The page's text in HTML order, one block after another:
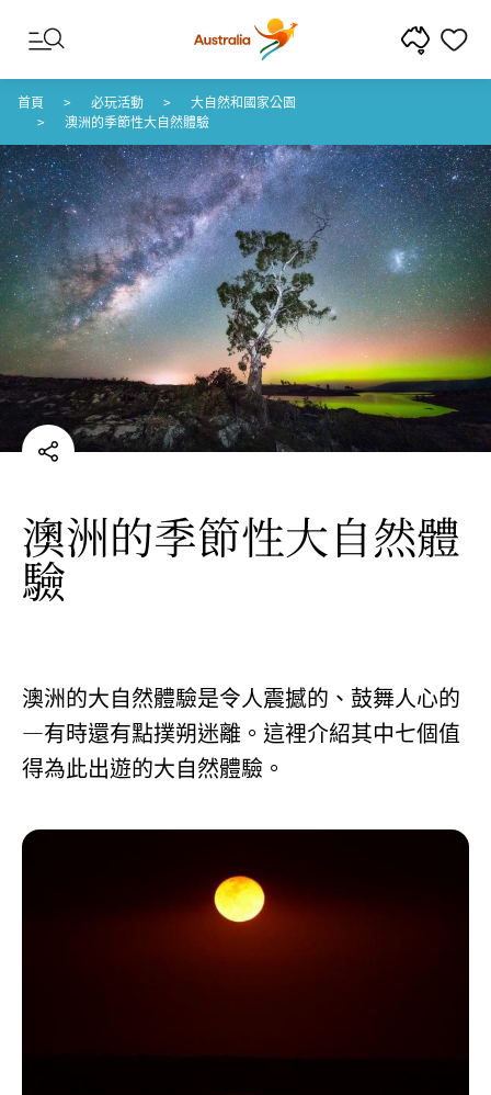
跳至內容
跳至頁尾導覽
首頁 必玩活動
大自然和國家公園
澳洲的季節性大自然體驗
澳洲的季節性大自然體
驗
澳洲的大自然體驗是令人震撼的、鼓舞人心的
—有時還有點撲朔迷離。這裡介紹其中七個值
得為此出遊的大自然體驗。